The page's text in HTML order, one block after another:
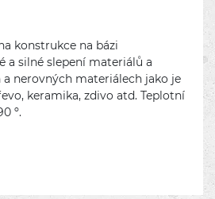
konstrukce na bázi
a silné slepení materiálů a
a nerovných materiálech jako je
keramika, zdivo atd. Teplotní
º.